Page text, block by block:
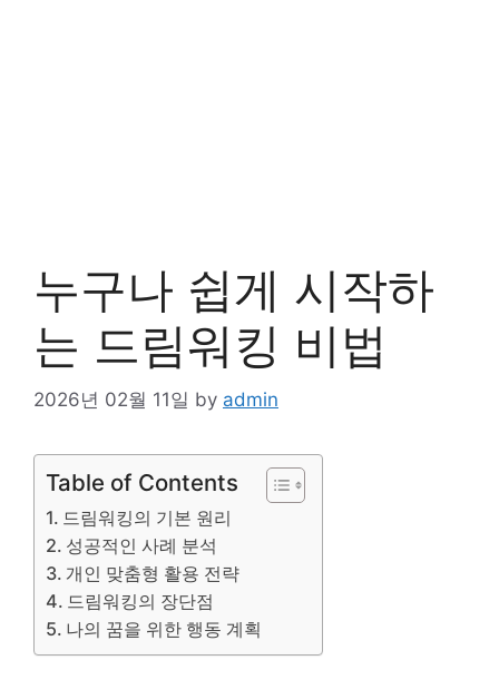
누구나 쉽게 시작하
는 드림워킹 비법
2026년 02월 11일 by admin
Table of Contents
드림워킹의 기본 원리
성공적인 사례 분석
개인 맞춤형 활용 전략
드림워킹의 장단점
나의 꿈을 위한 행동 계획